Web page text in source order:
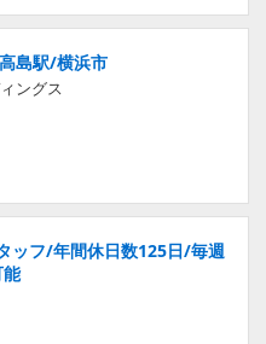
島駅/横浜市
ングス
ッフ/年間休日数125日/毎週